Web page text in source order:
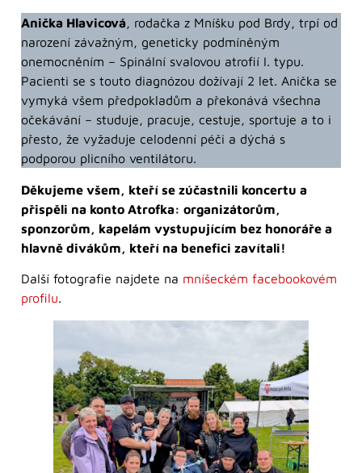
Anička Hlavicová, rodačka z Mníšku pod Brdy, trpí od
narození závažným, geneticky podmíněným
onemocněním – Spinální svalovou atrofií I. typu.
Pacienti se s touto diagnózou dožívají 2 let. Anička se
vymyká všem předpokladům a překonává všechna
očekávání – studuje, pracuje, cestuje, sportuje a to i
přesto, že vyžaduje celodenní péči a dýchá s
podporou plicního ventilátoru.
Děkujeme všem, kteří se zúčastnili koncertu a
přispěli na konto Atrofka: organizátorům,
sponzorům, kapelám vystupujícím bez honoráře a
hlavně divákům, kteří na benefici zavítali!
Další fotografie najdete na mníšeckém facebookovém
profilu.